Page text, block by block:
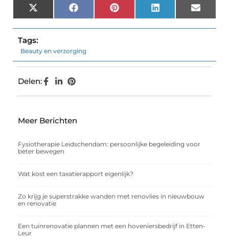
X
(Twitter)
FacebookPinterest LinkedIn Email
Tags:
Beauty en verzorging
Delen:
Meer Berichten
Fysiotherapie Leidschendam: persoonlijke begeleiding voor
beter bewegen
Wat kost een taxatierapport eigenlijk?
Zo krijg je superstrakke wanden met renovlies in nieuwbouw
en renovatie
Een tuinrenovatie plannen met een hoveniersbedrijf in Etten-
Leur